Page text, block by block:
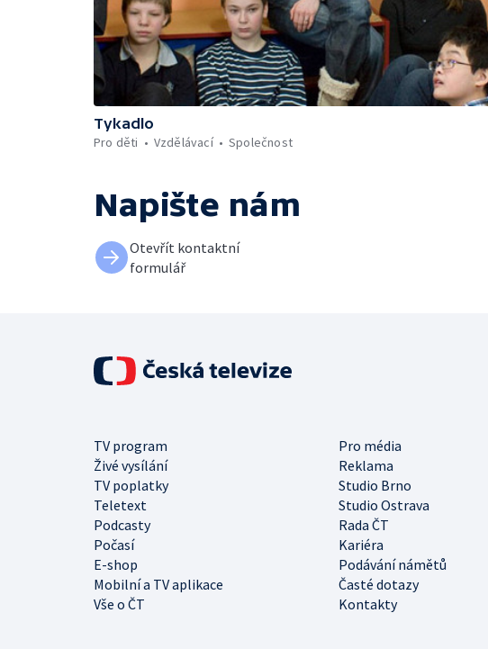
Tykadlo
Pro děti
Vzdělávací Společnost
Napište nám
Otevřít kontaktní
formulář
TV program
Pro média
Živé vysílání
Reklama
TV poplatky
Studio Brno
Teletext
Studio Ostrava
Podcasty
Rada ČT
Počasí
Kariéra
E-shop
Podávání námětů
Mobilní a TV aplikace
Časté dotazy
Vše o ČT
Kontakty